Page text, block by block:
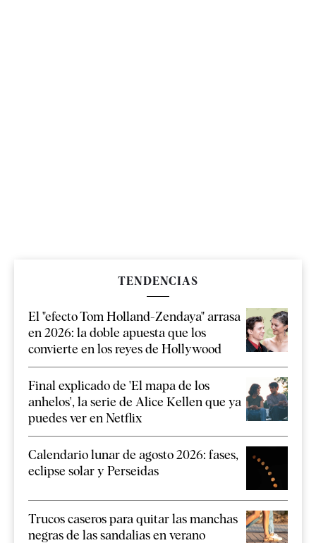
TENDENCIAS
El "efecto Tom Holland-Zendaya" arrasa
en 2026: la doble apuesta que los
convierte en los reyes de Hollywood
Final explicado de 'El mapa de los
anhelos', la serie de Alice Kellen que ya
puedes ver en Netflix
Calendario lunar de agosto 2026: fases,
eclipse solar y Perseidas
Trucos caseros para quitar las manchas
negras de las sandalias en verano